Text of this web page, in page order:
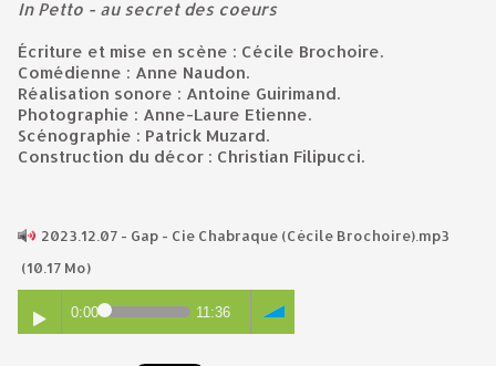
In Petto - au secret des coeurs
Écriture et mise en scène : Cécile Brochoire.
Comédienne : Anne Naudon.
Réalisation sonore : Antoine Guirimand.
Photographie : Anne-Laure Etienne.
Scénographie : Patrick Muzard.
Construction du décor : Christian Filipucci.
2023.12.07 - Gap - Cie Chabraque (Cécile Brochoire).mp3
(10.17 Mo)
0:00 11:36